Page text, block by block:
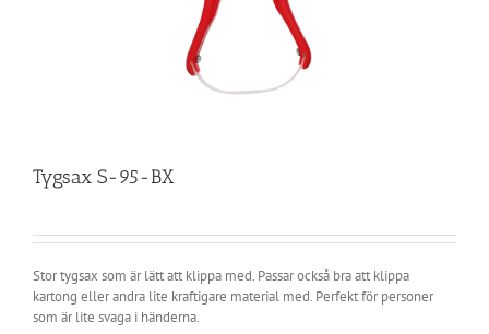
Tygsax S-95-BX
Stor tygsax som är lätt att klippa med. Passar också bra att klippa
kartong eller andra lite kraftigare material med. Perfekt för personer
som är lite svaga i händerna.